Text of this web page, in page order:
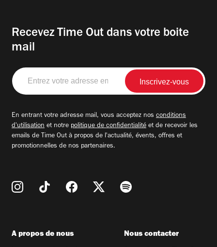
Recevez Time Out dans votre boite
mail
Entrez
votre
adresse
En entrant votre adresse mail, vous acceptez nos conditions
d'utilisation et notre politique de confidentialité et de recevoir les
emails de Time Out à propos de l'actualité, évents, offres et
promotionnelles de nos partenaires.
A propos de nous Nous contacter